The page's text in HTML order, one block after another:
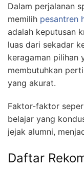
Dalam perjalanan
memilih pesantren
adalah keputusan
luas dari sekadar
keragaman pilihan
membutuhkan
yang akurat.
Faktor-faktor
belajar yang
jejak alumni,
Daftar